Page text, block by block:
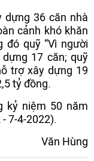
dựng 36 căn nhà
cảnh khó khăn
đó quỹ “Vì người
17 căn; quỹ
trợ xây dựng 19
tỷ đồng.
kỷ niệm 50 năm
7-4-2022).
Văn Hùng